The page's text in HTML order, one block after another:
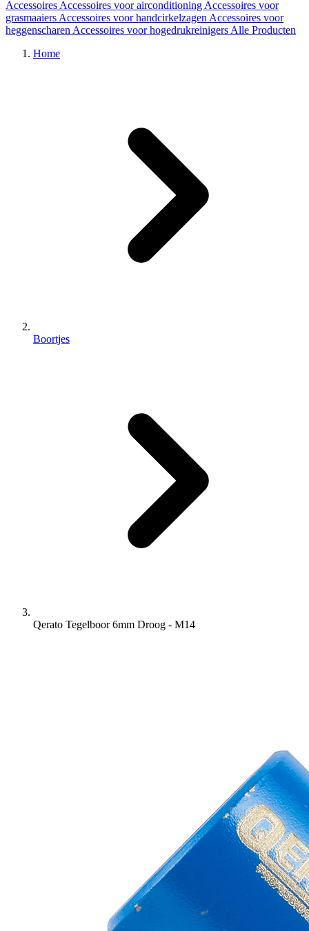
Accessoires Accessoires voor airconditioning Accessoires voor
grasmaaiers Accessoires voor handcirkelzagen Accessoires voor
heggenscharen Accessoires voor hogedrukreinigers Alle Producten
Home
Boortjes
Qerato Tegelboor 6mm Droog - M14